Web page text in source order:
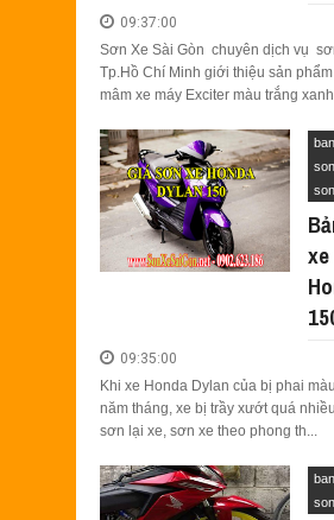
09:37:00
Sơn Xe Sài Gòn chuyên dịch vụ
Tp.Hồ Chí Minh giới thiệu sản
mâm xe máy Exciter màu trắng
09:35:00
Khi xe Honda Dylan của bị phai
năm tháng, xe bị trầy xướt quá
sơn lại xe, sơn xe theo phong th...